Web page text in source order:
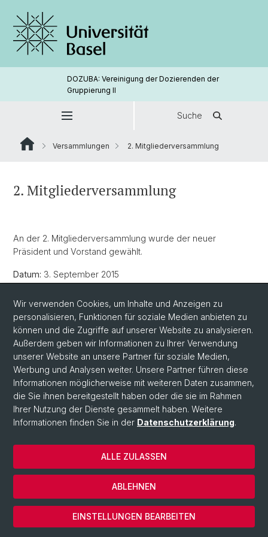
DOZUBA: Vereinigung der Dozierenden der
Gruppierung ll
Suche
Versammlungen 2. Mitgliederversammlung
2. Mitgliederversammlung
An der 2. Mitgliederversammlung wurde der neuer
Präsident und Vorstand gewählt.
Datum: 3. September 2015
Ort: Pathologie, Unterer Hörsaal
Eingeladen:alle Mitglieder der Gruppierung II aller Fakultäten
Traktanden vom 03.09.2015
Protokoll vom 03.09.2015
© Universität Basel
Wir verwenden Cookies, um Inhalte und Anzeigen zu
personalisieren, Funktionen für soziale Medien anbieten zu
können und die Zugriffe auf unserer Website zu analysieren.
Außerdem geben wir Informationen zu Ihrer Verwendung
unserer Website an unsere Partner für soziale Medien,
Werbung und Analysen weiter. Unsere Partner führen diese
Informationen möglicherweise mit weiteren Daten zusammen,
die Sie ihnen bereitgestellt haben oder die sie im Rahmen
Ihrer Nutzung der Dienste gesammelt haben. Weitere
Informationen finden Sie in der Datenschutzerklärung.
EINSTELLUNGEN BEARBEITEN
ABLEHNEN
ALLE ZULASSEN